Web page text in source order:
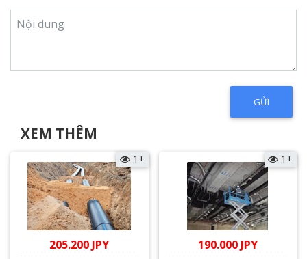
XEM THÊM
1+
205.200 JPY
1+
190.000 JPY